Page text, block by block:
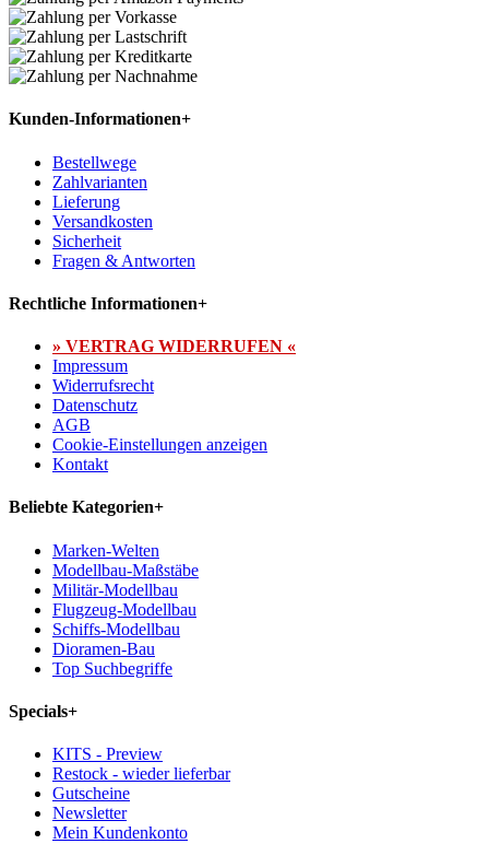
Kunden-Informationen+
Bestellwege
Zahlvarianten
Lieferung
Versandkosten
Sicherheit
Fragen & Antworten
Rechtliche Informationen+
» VERTRAG WIDERRUFEN «
Impressum
Widerrufsrecht
Datenschutz
AGB
Cookie-Einstellungen anzeigen
Kontakt
Beliebte Kategorien+
Marken-Welten
Modellbau-Maßstäbe
Militär-Modellbau
Flugzeug-Modellbau
Schiffs-Modellbau
Dioramen-Bau
Top Suchbegriffe
Specials+
KITS - Preview
Restock - wieder lieferbar
Gutscheine
Newsletter
Mein Kundenkonto